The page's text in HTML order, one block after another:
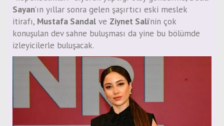
Sayan’ın yıllar sonra gelen şaşırtıcı eski meslek
itirafı, Mustafa Sandal ve Ziynet Sali’nin çok
konuşulan dev sahne buluşması da yine bu bölümde
izleyicilerle buluşacak.